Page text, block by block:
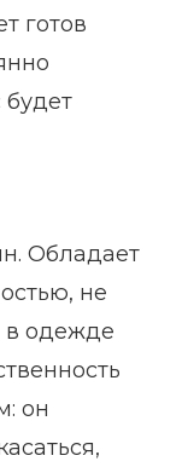
готов
будет
Обладает
не
в одежде
он